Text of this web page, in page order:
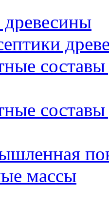
древесины
массы